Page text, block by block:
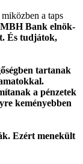
a taps
Bank elnök-
És tudjátok,
tartanak
a pénzetek
keményebben
Ezért menekült